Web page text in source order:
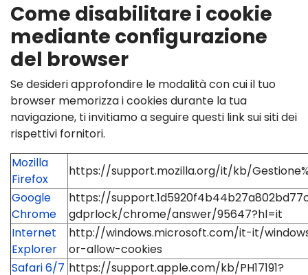
Come disabilitare i cookie
mediante configurazione
del browser
Se desideri approfondire le modalità con cui il tuo
browser memorizza i cookies durante la tua
navigazione, ti invitiamo a seguire questi link sui siti dei
rispettivi fornitori.
Mozilla
Firefox
https://support.mozilla.org/it/kb/
Google
Chrome
https://
gdprlock/chrome/answer/95647?hl=it
Internet
Explorer
http://windows.microsoft.com/it-it/
or-allow-cookies
Safari 6/7 https://support.apple.com/kb/PH17191?